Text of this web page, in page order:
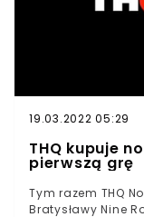
19.03.2022 05:29
THQ kupuje
pierwszą grę
Tym razem THQ
Bratysławy Nine